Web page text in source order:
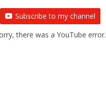
Subscribe to my channel
there was a YouTube error.